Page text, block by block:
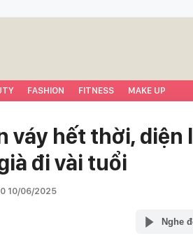
FASHION FITNESS MAKE UP
váy hết thời, diện
đi vài tuổi
10/06/2025
Nghe